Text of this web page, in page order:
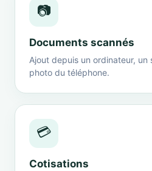
📷
Documents scannés
Ajout depuis un ordinateur, un
photo du téléphone.
💳
Cotisations